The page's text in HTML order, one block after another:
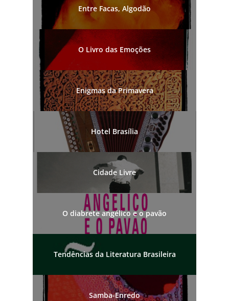
Entre Facas, Algodão
O Livro das Emoções
Enigmas da Primavera
Hotel Brasília
Cidade Livre
O diabrete angélico e o pavão
Tendências da Literatura Brasileira
Samba-Enredo